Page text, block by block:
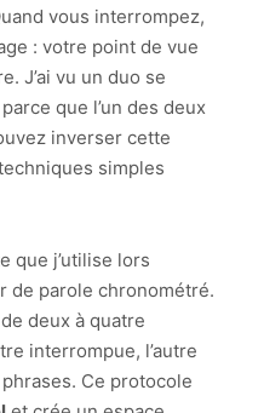
vous interrompez,
: votre point de vue
J’ai vu un duo se
que l’un des deux
inverser cette
simples
que j’utilise lors
de parole chronométré.
deux à quatre
interrompue, l’autre
Ce protocole